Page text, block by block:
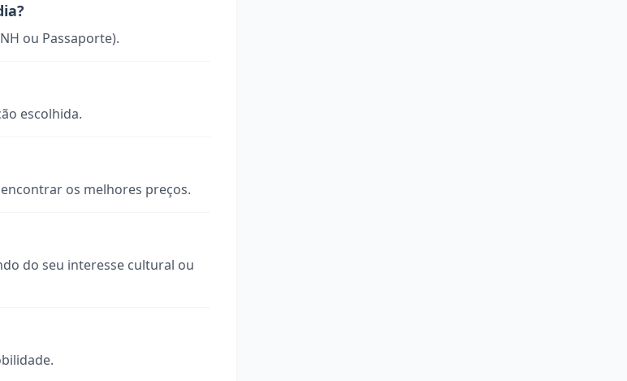
ou Passaporte).
escolhida.
os melhores preços.
do seu interesse cultural ou